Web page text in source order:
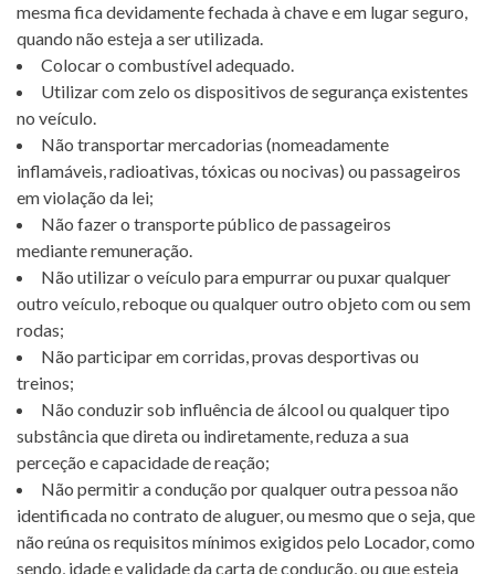
mesma fica devidamente fechada à chave e em lugar seguro,
quando não esteja a ser utilizada.
Colocar o combustível adequado.
Utilizar com zelo os dispositivos de segurança existentes
no veículo.
Não transportar mercadorias (nomeadamente
inflamáveis, radioativas, tóxicas ou nocivas) ou passageiros
em violação da lei;
Não fazer o transporte público de passageiros
mediante remuneração.
Não utilizar o veículo para empurrar ou puxar qualquer
outro veículo, reboque ou qualquer outro objeto com ou sem
rodas;
Não participar em corridas, provas desportivas ou
treinos;
Não conduzir sob influência de álcool ou qualquer tipo
substância que direta ou indiretamente, reduza a sua
perceção e capacidade de reação;
Não permitir a condução por qualquer outra pessoa não
identificada no contrato de aluguer, ou mesmo que o seja, que
não reúna os requisitos mínimos exigidos pelo Locador, como
sendo, idade e validade da carta de condução, ou que esteja